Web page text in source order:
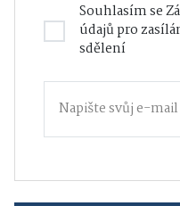
Souhlasím se
údajůpro
sdělení